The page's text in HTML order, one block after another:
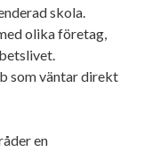
skola.
olika företag,
som väntar direkt
en